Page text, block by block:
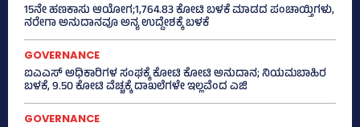
15ನೇ ಹಣಕಾಸು ಆಯೋಗ;1,764.83 ಕೋಟಿ ಬಳಕೆ ಮಾಡದ ಪಂಚಾಯ್ತಿಗಳು,
ನರೇಗಾ ಅನುದಾನವೂ ಅನ್ಯ ಉದ್ದೇಶಕ್ಕೆ ಬಳಕೆ
GOVERNANCE
ಐಎಎಸ್‌ ಅಧಿಕಾರಿಗಳ ಸಂಘಕ್ಕೆ ಕೋಟಿ ಕೋಟಿ ಅನುದಾನ; ನಿಯಮಬಾಹಿರ
ಬಳಕೆ, 9.50 ಕೋಟಿ ವೆಚ್ಚಕ್ಕೆ ದಾಖಲೆಗಳೇ ಇಲ್ಲವೆಂದ ಎಜಿ
GOVERNANCE